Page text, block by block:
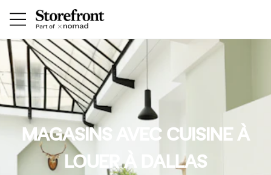
MAGASINS AVEC CUISINE À
LOUER À DALLAS